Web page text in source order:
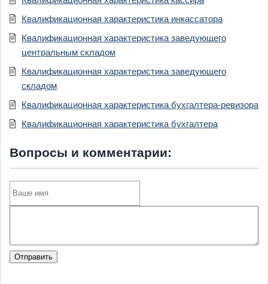
Квалификационная характеристика инкассатора
Квалификационная характеристика заведующего
центральным складом
Квалификационная характеристика заведующего
складом
Квалификационная характеристика бухгалтера-ревизора
Квалификационная характеристика бухгалтера
Вопросы и комментарии:
Отправить